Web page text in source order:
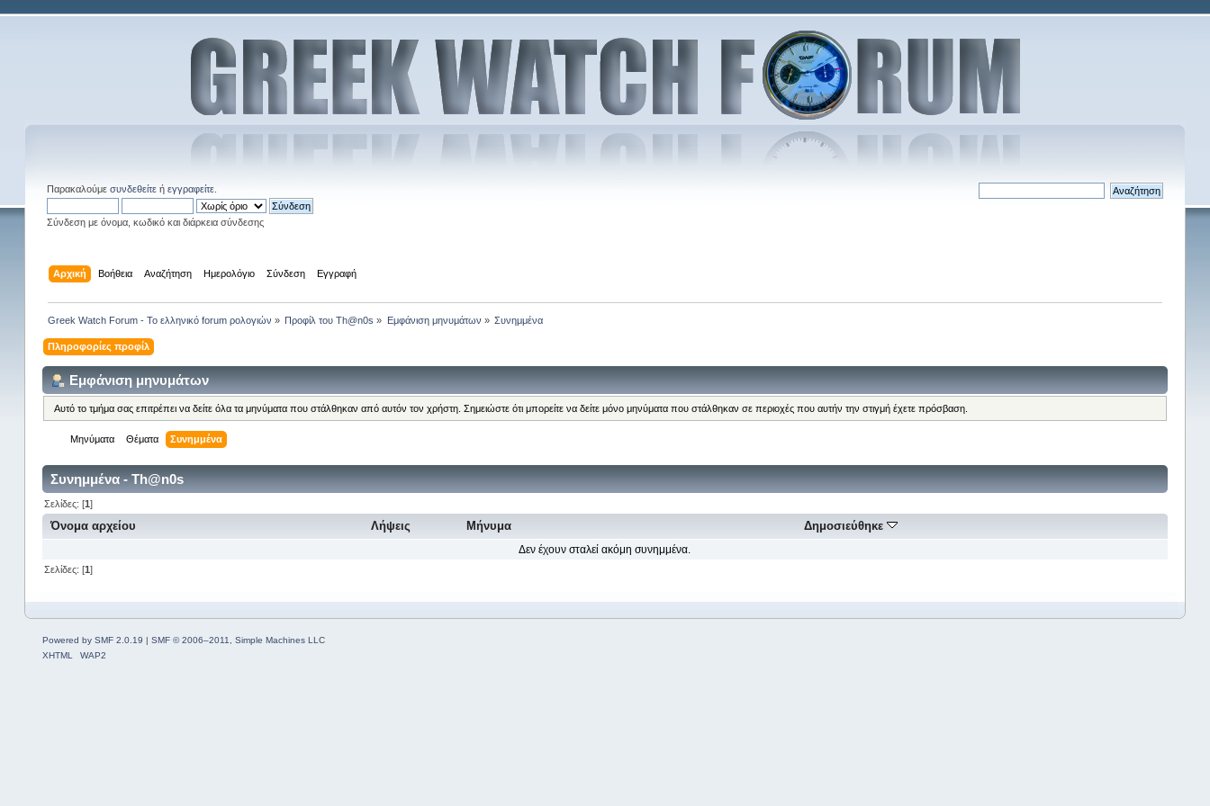
Παρακαλούμε συνδεθείτεή εγγραφείτε.
Σύνδεση με όνομα, κωδικό και διάρκεια σύνδεσης
Αρχική Βοήθεια Αναζήτηση Ημερολόγιο Σύνδεση Εγγραφή
Greek Watch Forum - Το ελληνικό forum ρολογιών » Προφίλ του Th@n0s » Εμφάνιση μηνυμάτων » Συνημμένα
Πληροφορίες προφίλ
Εμφάνιση μηνυμάτων
Αυτό το τμήμα σας επιτρέπει να δείτε όλα τα μηνύματα που στάλθηκαν από αυτόν τον χρήστη. Σημειώστε ότι μπορείτε να δείτε μόνο μηνύματα που στάλθηκαν σε περιοχές που αυτήν την στιγμή έχετε πρόσβαση.
Μηνύματα Θέματα Συνημμένα
Συνημμένα - Th@n0s
Σελίδες: [1]
Όνομα αρχείου Λήψεις Μήνυμα Δημοσιεύθηκε
Δεν έχουν σταλεί ακόμη συνημμένα.
Σελίδες: [1]
Powered by SMF 2.0.19 | SMF © 2006–2011, Simple Machines LLC
XHTML
WAP2